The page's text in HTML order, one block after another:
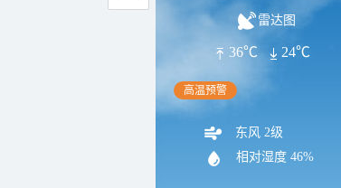
雷达图
36℃ 24℃
高温预警
东风 2级
相对湿度 46%